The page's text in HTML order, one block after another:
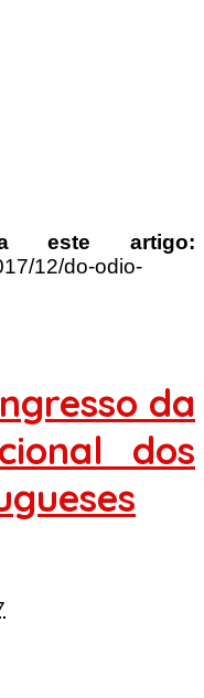
este artigo:
12/do-odio-
da
dos